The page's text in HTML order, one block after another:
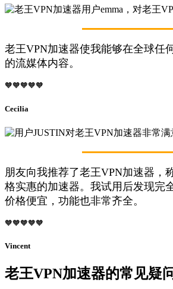
老王VPN加速器使我能够在全球任
的流媒体内容。
🧡🧡🧡🧡🧡
Cecilia
朋友向我推荐了老王VPN加速器，
格实惠的加速器。我试用后发现完
价格便宜，功能也非常齐全。
🧡🧡🧡🧡🧡
Vincent
老王VPN加速器的常见疑